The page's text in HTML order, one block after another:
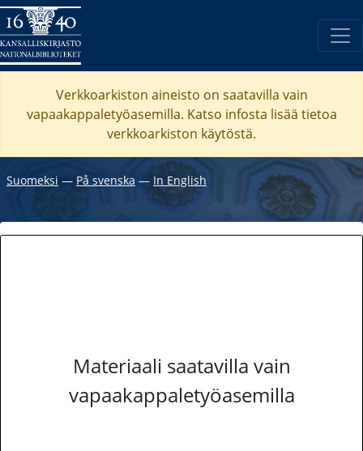
Verkkoarkiston aineisto on saatavilla vain
vapaakappaletyöasemilla. Katso infosta lisää tietoa
verkkoarkiston käytöstä.
Suomeksi ―På svenska ― In English
Materiaali saatavilla vain
vapaakappaletyöasemilla